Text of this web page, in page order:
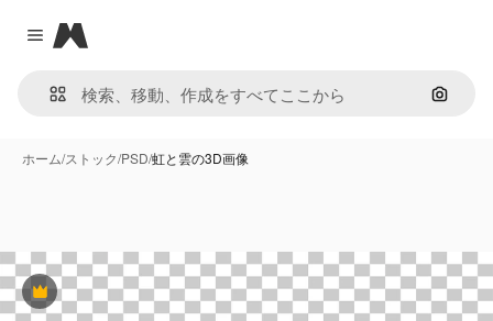
Close menu
Magnific
画像で
ホーム/ストック/PSD/虹と雲の3D画像
Premium